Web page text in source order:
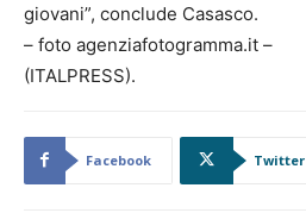
giovani”, conclude Casasco.
– foto agenziafotogramma.it –
(ITALPRESS).
Facebook Twitter